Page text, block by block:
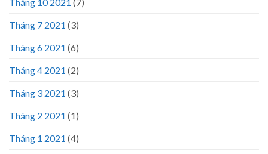
Tháng 7 2021 (3)
Tháng 6 2021 (6)
Tháng 4 2021 (2)
Tháng 3 2021 (3)
Tháng 2 2021 (1)
Tháng 1 2021 (4)